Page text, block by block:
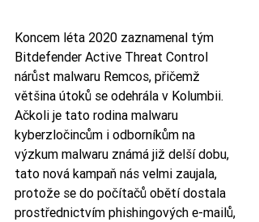
Koncem léta 2020 zaznamenal tým
Bitdefender Active Threat Control
nárůst malwaru Remcos, přičemž
většina útoků se odehrála v Kolumbii.
Ačkoli je tato rodina malwaru
kyberzločincům i odborníkům na
výzkum malwaru známá již delší dobu,
tato nová kampaň nás velmi zaujala,
protože se do počítačů obětí dostala
prostřednictvím phishingových e-mailů,